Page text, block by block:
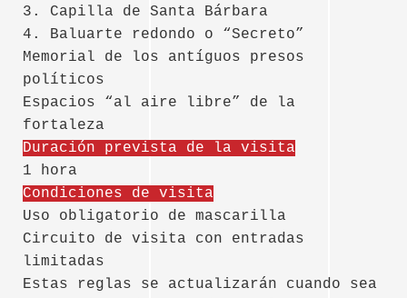
3. Capilla de Santa Bárbara
4. Baluarte redondo o “Secreto”
Memorial de los antíguos presos
políticos
Espacios “al aire libre” de la
fortaleza
Duración prevista de la visita
1 hora
Condiciones de visita
Uso obligatorio de mascarilla
Circuito de visita con entradas
limitadas
Estas reglas se actualizarán cuando sea